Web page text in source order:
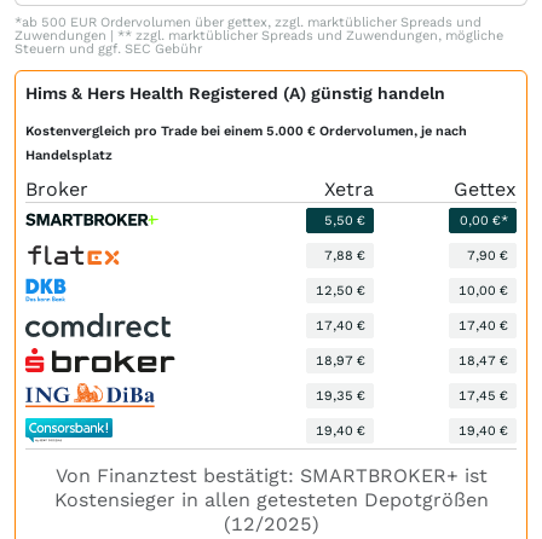
*ab 500 EUR Ordervolumen über gettex, zzgl. marktüblicher Spreads und
Zuwendungen | ** zzgl. marktüblicher Spreads und Zuwendungen, mögliche
Steuern und ggf. SEC Gebühr
Hims & Hers Health Registered (A) günstig handeln
Kostenvergleich pro Trade bei einem 5.000 € Ordervolumen, je nach
Handelsplatz
Broker Xetra Gettex
5,50 € 0,00 €*
7,88 € 7,90 €
12,50 € 10,00 €
17,40 € 17,40 €
18,97 € 18,47 €
19,35 € 17,45 €
19,40 € 19,40 €
Von Finanztest bestätigt: SMARTBROKER+ ist
Kostensieger in allen getesteten Depotgrößen
(12/2025)